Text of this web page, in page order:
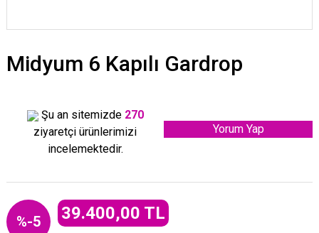
Midyum 6 Kapılı Gardrop
Şu an sitemizde 270
ziyaretçi ürünlerimizi
incelemektedir.
Yorum Yap
%-5 39.400,00 TL